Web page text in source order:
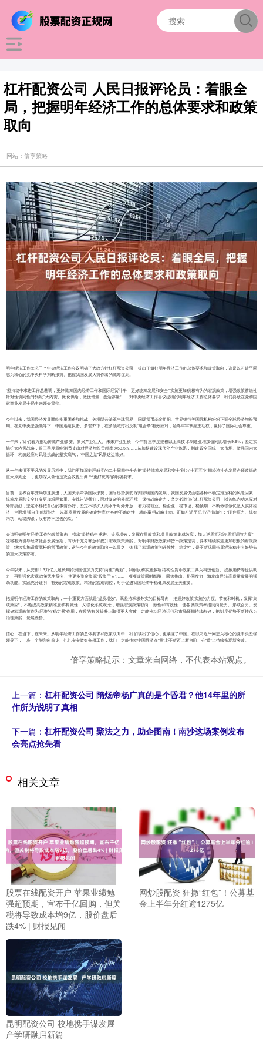
杠杆配资公司 人民日报评论员：着眼全
局，把握明年经济工作的总体要求和政策
取向
网站：倍享策略
明年经济工作怎么干？中央经济工作会议明确了大政方针杠杆配资公司，提出了做好明年经济工作的总体要求和政策取向，这是以习近平同
志为核心的党中央科学判断形势、把握我国发展大势作出的统筹谋划。
“坚持稳中求进工作总基调，更好统筹国内经济工作和国际经贸斗争，更好统筹发展和安全”“实施更加积极有为的宏观政策，增强政策前瞻性
针对性协同性”“持续扩大内需、优化供给，做优增量、盘活存量”……对中央经济工作会议提出的明年经济工作总体要求，我们要放在党和国
家事业发展全局中来领会贯彻。
今年以来，我国经济发展面临多重困难和挑战，关税阴云笼罩全球贸易，国际货币基金组织、世界银行等国际机构纷纷下调全球经济增长预
期。在党中央坚强领导下，中国迅速反击、多管齐下，在多领域打出反制“组合拳”有效应对，始终牢牢掌握主动权，赢得了国际社会尊重。
一年来，我们着力推动传统产业蝶变、新兴产业壮大、未来产业生长，今年前三季度规模以上高技术制造业增加值同比增长9.6%；坚定实
施扩大内需战略，前三季度最终消费支出对经济增长贡献率达53.5%……从加快建设现代化产业体系，到建设全国统一大市场、做强国内大
循环，构筑起应对风险挑战的坚实底气，“中国之治”风景这边独好。
从一年来很不平凡的发展历程中，我们更加深刻理解党的二十届四中全会把“坚持统筹发展和安全”列为“十五五”时期经济社会发展必须遵循的
重大原则之一，更加深入领悟这次会议提出两个“更好统筹”的明确要求。
当前，世界百年变局加速演进，大国关系牵动国际形势，国际形势演变深刻影响国内发展，我国发展仍面临各种不确定难预料的风险因素，
统筹发展和安全任务更加艰巨繁重。实践告诉我们，面对复杂的外部环境，保持战略定力，坚定必胜信心杠杆配资公司，以苦练内功来应对
外部挑战，坚定不移把自己的事情办好，坚定不移扩大高水平对外开放，着力稳就业、稳企业、稳市场、稳预期，不断做强做优做大实体经
济，全面增强自主创新能力，以高质量发展的确定性应对各种不确定性，就能赢得战略主动。正如习近平总书记指出的：“顶住压力、练好
内功、站稳脚跟，没有跨不过去的坎。”
会议明确明年经济工作的政策取向，指出“坚持稳中求进、提质增效，发挥存量政策和增量政策集成效应，加大逆周期和跨周期调节力度”，
这将有力引导经济社会发展预期，有助于充分释放和提升宏观政策效能。对明年财政政策和货币政策定调，要求继续实施更加积极的财政政
策，继续实施适度宽松的货币政策，这与今年的政策取向一以贯之，体现了宏观政策的连续性、稳定性，是不断巩固拓展经济稳中向好势头
的重大决策部署。
今年以来，从安排1.3万亿元超长期特别国债加力支持“两重”“两新”，到创设和实施多项结构性货币政策工具为科技创新、提振消费等提供助
力，再到强化宏观政策民生导向、使更多资金资源“投资于人”……一项项政策因时酝酿、因势推出、协同发力，激发出经济高质量发展的强
劲动能。实践充分证明，有效的宏观政策、精准的宏观调控，对于促进我国经济平稳健康发展至关重要。
把握明年经济工作的政策取向，一个重要方面就是“提质增效”。既坚持积极务实的目标导向，把握好政策实施的力度、节奏和时机，发挥“集
成效应”，不断提高政策精准度和有效性；又强化系统观念，增强宏观政策取向一致性和有效性，使各类政策举措同向发力、形成合力。发
挥好宏观政策作为经济的“稳定器”作用，在质的有效提升上取得更大突破，定能推动经济运行和市场预期持续向好，把制度优势不断转化为
治理效能、发展胜势。
信心，在当下，在未来。从明年经济工作的总体要求和政策取向中，我们读出了信心，更读懂了中国。在以习近平同志为核心的党中央坚强
领导下，一步一个脚印向前走、扎扎实实做好各项工作，我们一定能推动中国经济在“量”上不断迈上新台阶、在“质”上持续实现新突破。
倍享策略提示：文章来自网络，不代表本站观点。
上一篇： 杠杆配资公司 隋炀帝杨广真的是个昏君？他14年里的所
作所为说明了真相
下一篇： 杠杆配资公司 聚法之力，助企图南！南沙这场案例发布
会亮点抢先看
相关文章
股票在线配资开户 苹果业绩勉
强超预期，宣布千亿回购，但关
税将导致成本增9亿，股价盘后
跌4% | 财报见闻
网炒股配资 狂撒“红包”！公募基
金上半年分红逾1275亿
昆明配资公司 校地携手谋发展
产学研融启新篇